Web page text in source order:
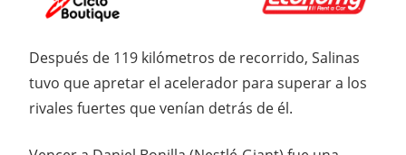
Después de 119 kilómetros de recorrido, Salinas
tuvo que apretar el acelerador para superar a los
rivales fuertes que venían detrás de él.